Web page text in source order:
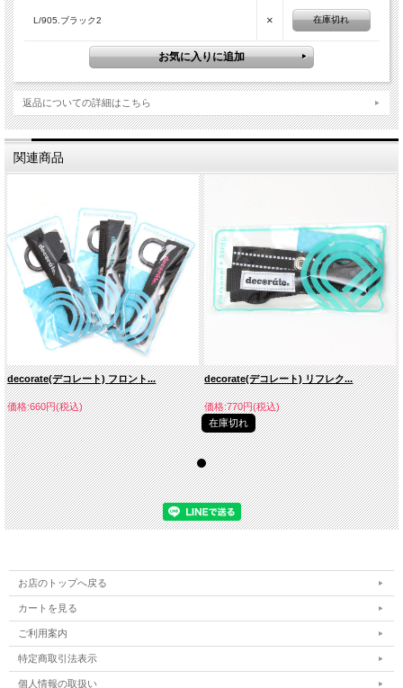
L/905.ブラック2 × 在庫切れ
返品についての詳細はこちら
関連商品
decorate(デコレート) フロント...
価格:660円(税込)
decorate(デコレート) リフレク...
価格:770円(税込)
在庫切れ
お店のトップへ戻る
カートを見る
ご利用案内
特定商取引法表示
個人情報の取扱い